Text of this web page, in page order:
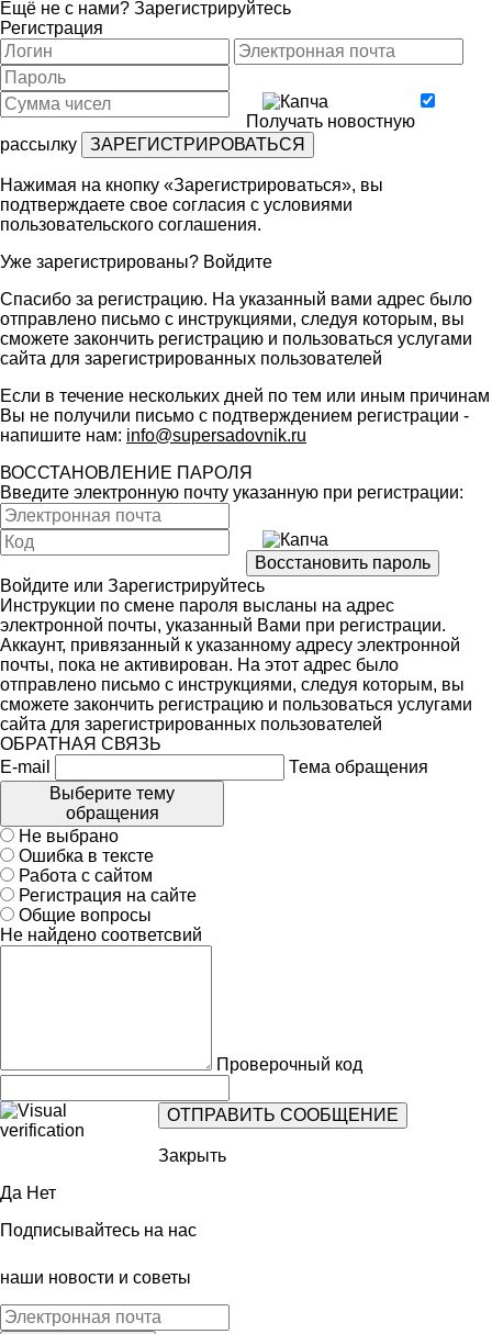
Ещё не с нами? Зарегистрируйтесь
Регистрация
Получать новостную
рассылку
Нажимая на кнопку «Зарегистрироваться», вы
подтверждаете свое согласия с условиями
пользовательского соглашения.
Уже зарегистрированы? Войдите
Спасибо за регистрацию. На указанный вами адрес было
отправлено письмо с инструкциями, следуя которым, вы
сможете закончить регистрацию и пользоваться услугами
сайта для зарегистрированных пользователей
Если в течение нескольких дней по тем или иным причинам
Вы не получили письмо с подтверждением регистрации -
напишите нам: info@supersadovnik.ru
ВОССТАНОВЛЕНИЕ ПАРОЛЯ
Введите электронную почту указанную при регистрации:
Войдите или Зарегистрируйтесь
Инструкции по смене пароля высланы на адрес
электронной почты, указанный Вами при регистрации.
Аккаунт, привязанный к указанному адресу электронной
почты, пока не активирован. На этот адрес было
отправлено письмо с инструкциями, следуя которым, вы
сможете закончить регистрацию и пользоваться услугами
сайта для зарегистрированных пользователей
ОБРАТНАЯ СВЯЗЬ
E-mail
Тема обращения
Выберите тему
обращения
Не выбрано
Ошибка в тексте
Работа с сайтом
Регистрация на сайте
Общие вопросы
Не найдено соответсвий
Проверочный код
Закрыть
Да Нет
Подписывайтесь на нас
наши новости и советы